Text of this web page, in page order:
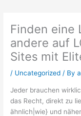
contentFinden eine
andere auf
Sites mit
/ Uncategorized / By
Jeder brauchen
das Recht, direkt zu
ähnlich|wie} und